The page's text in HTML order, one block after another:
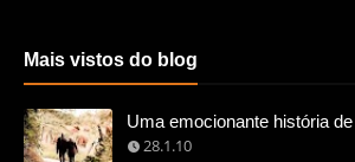
Mais vistos do blog
Uma emocionante história
28.1.10